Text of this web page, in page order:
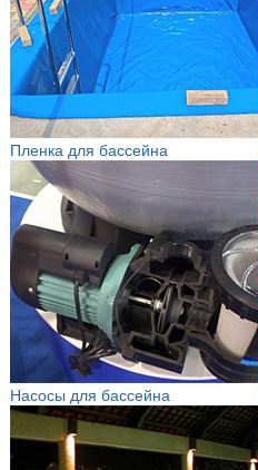
Пленка для бассейна
Насосы для бассейна